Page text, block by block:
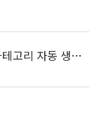
[업데이트] 업종 중복 선택 기능 및 카테고리 자동 생성 기능